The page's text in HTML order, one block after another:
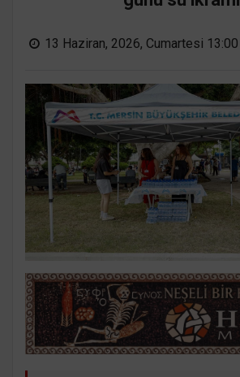
13 Haziran, 2026, Cumartesi 13:00